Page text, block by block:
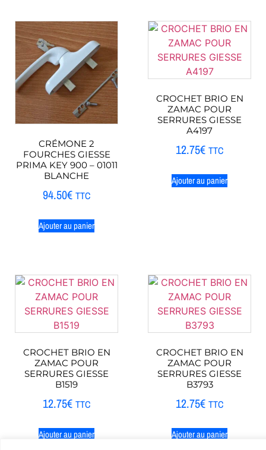
CRÉMONE 2
FOURCHES GIESSE
PRIMA KEY 900 – 01011
BLANCHE
94.50€ TTC
Ajouter au panier
CROCHET BRIO EN
ZAMAC POUR
SERRURES GIESSE
A4197
12.75€ TTC
Ajouter au panier
CROCHET BRIO EN
ZAMAC POUR
SERRURES GIESSE
B1519
12.75€ TTC
Ajouter au panier
CROCHET BRIO EN
ZAMAC POUR
SERRURES GIESSE
B3793
12.75€ TTC
Ajouter au panier